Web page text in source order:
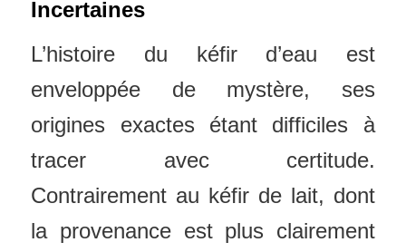
Incertaines
L’histoire du kéfir d’eau est
enveloppée de mystère, ses
origines exactes étant difficiles à
tracer avec certitude.
Contrairement au kéfir de lait, dont
la provenance est plus clairement